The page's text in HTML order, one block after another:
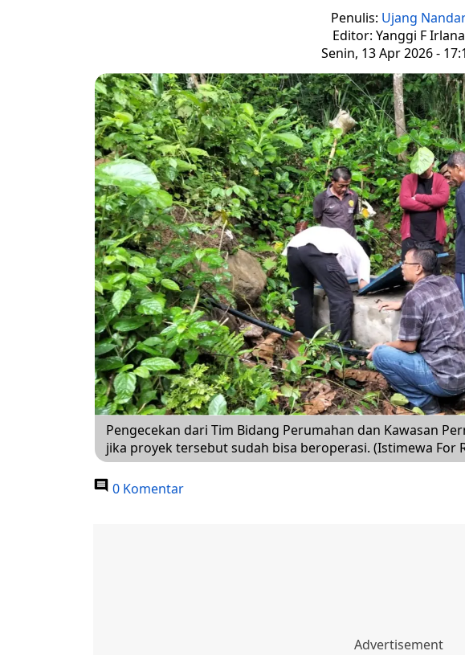
Penulis: Ujang
Editor: Yanggi F Irlana
Senin, 13 Apr 2026 -
Pengecekan dari Tim Bidang Perumahan dan Kawasan
jika proyek tersebut sudah bisa beroperasi. (Istimewa For
0 Komentar